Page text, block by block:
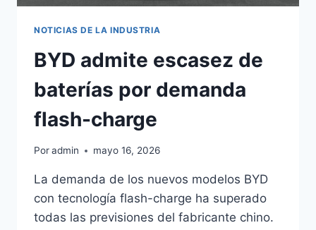
NOTICIAS DE LA INDUSTRIA
BYD admite escasez de
baterías por demanda
flash-charge
Poradmin mayo 16, 2026
La demanda de los nuevos modelos BYD
con tecnología flash-charge ha superado
todas las previsiones del fabricante chino.